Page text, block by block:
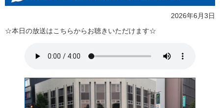
2026年6月3日
☆本日の放送はこちらからお聴きいただけます☆